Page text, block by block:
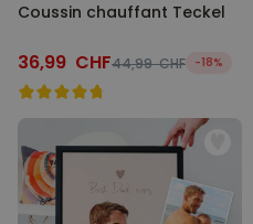
Coussin chauffant Teckel
36,99 CHF44,99 CHF -18%